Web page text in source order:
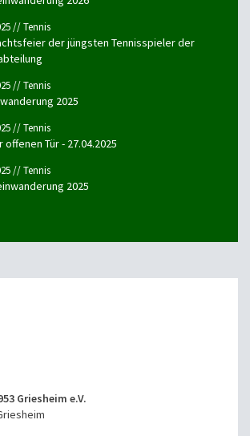
// Tennis
der jüngsten Tennisspieler der
// Tennis
2025
// Tennis
offenen Tür - 27.04.2025
// Tennis
2025
Griesheim e.V.